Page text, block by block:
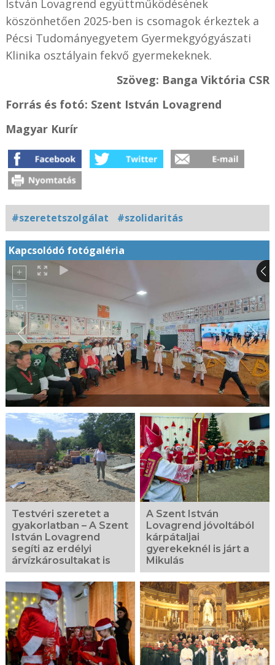
István Lovagrend együttműködésének
köszönhetően 2025-ben is csomagok érkeztek a
Pécsi Tudományegyetem Gyermekgyógyászati
Klinika osztályain fekvő gyermekeknek.
Szöveg: Banga Viktória CSR
Forrás és fotó: Szent István Lovagrend
Magyar Kurír
#szeretetszolgálat #szolidaritás
Kapcsolódó fotógaléria
Testvéri szeretet a
gyakorlatban – A Szent
István Lovagrend
segíti az erdélyi
árvízkárosultakat is
A Szent István
Lovagrend jóvoltából
kárpátaljai
gyerekeknél is járt a
Mikulás